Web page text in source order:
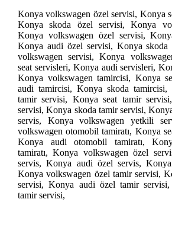
Konya volkswagen özel servisi, Konya
Konya skoda özel servisi, Konya
Konya volkswagen özel servisi,
Konya audi özel servisi, Konya skoda
volkswagen servisi, Konya
seat servisleri, Konya audi servisleri,
Konya volkswagen tamircisi, Konya
audi tamircisi, Konya skoda tamircisi,
tamir servisi, Konya seat tamir
servisi, Konya skoda tamir servisi,
servis, Konya volkswagen yetkili
volkswagen otomobil tamiratı, Konya
Konya audi otomobil tamiratı,
tamiratı, Konya volkswagen özel
servis, Konya audi özel servis,
Konya volkswagen özel tamir servisi,
servisi, Konya audi özel tamir
tamir servisi,